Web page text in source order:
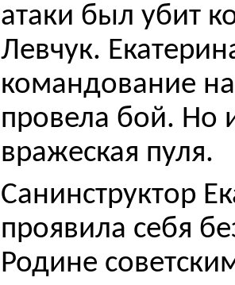
атаки был убит
Левчук.
командование
провела бой. Но
вражеская пуля.
Санинструктор
проявила себя
Родине